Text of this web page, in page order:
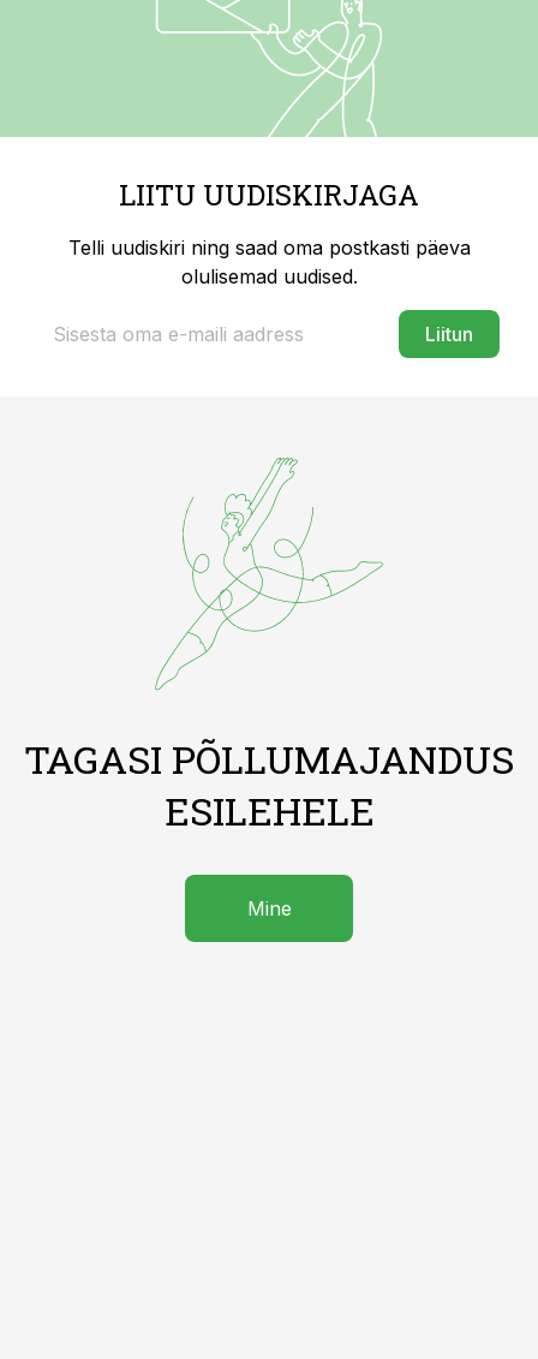
LIITU UUDISKIRJAGA
Telli uudiskiri ning saad oma postkasti päeva
olulisemad uudised.
Liitun
TAGASI PÕLLUMAJANDUS
ESILEHELE
Mine